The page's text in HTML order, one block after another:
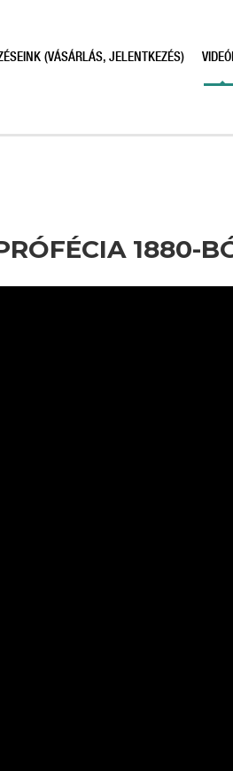
(VÁSÁRLÁS, JELENTKEZÉS)
1880-